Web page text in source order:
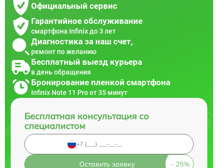
Официальный сервис
Гарантийное обслуживание
смартфона Infinix до 3 лет
Диагностика за наш счет,
ремонт по желанию
Бесплатный выезд курьера
в день обращения
Бронирование пленкой смартфона
Infinix Note 11 Pro от 35 минут
Бесплатная консультация со
специалистом
Оставить заявку